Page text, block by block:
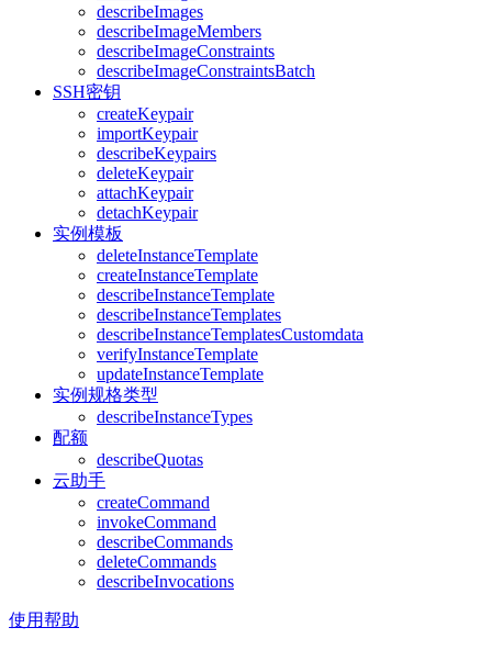
describeImages
describeImageMembers
describeImageConstraints
describeImageConstraintsBatch
SSH密钥
createKeypair
importKeypair
describeKeypairs
deleteKeypair
attachKeypair
detachKeypair
实例模板
deleteInstanceTemplate
createInstanceTemplate
describeInstanceTemplate
describeInstanceTemplates
describeInstanceTemplatesCustomdata
verifyInstanceTemplate
updateInstanceTemplate
实例规格类型
describeInstanceTypes
配额
describeQuotas
云助手
createCommand
invokeCommand
describeCommands
deleteCommands
describeInvocations
使用帮助